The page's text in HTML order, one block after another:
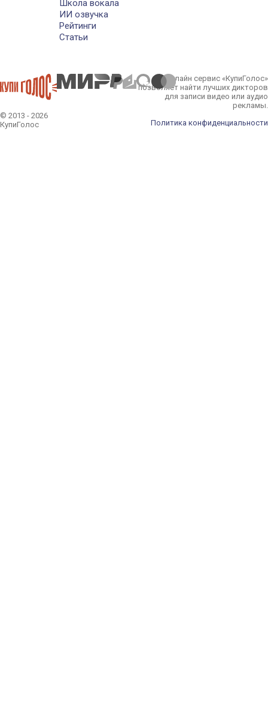
Школа вокала
ИИ озвучка
Рейтинги
Статьи
© 2013 - 2026
КупиГолос
Онлайн сервис «КупиГолос»
позволяет найти лучших дикторов
для записи видео или аудио
рекламы.
Политика конфиденциальности